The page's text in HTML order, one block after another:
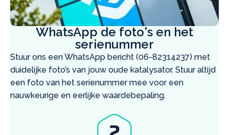
WhatsApp de foto's en het
serienummer
Stuur ons een WhatsApp bericht (06-82314237) met
duidelijke foto’s van jouw oude katalysator. Stuur altijd
een foto van het serienummer mee voor een
nauwkeurige en eerlijke waardebepaling.